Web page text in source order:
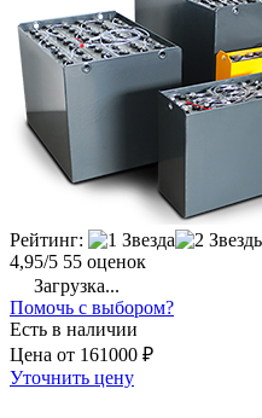
Рейтинг:
4,95/5 55 оценок
Загрузка...
Помочь с выбором?
Есть в наличии
Цена от 161000 ₽
Уточнить цену